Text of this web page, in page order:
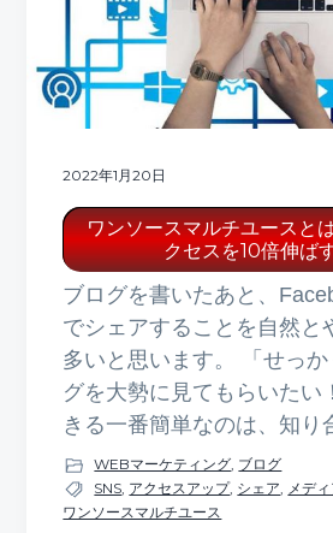
2022年1月20日
ワンソースマルチユースと
クセスを10倍伸ば
ブログを書いたあと、
でシェアすることを自然と
多いと思います。 「せっか
グを大勢に見てもらいたい
きる一番簡単なのは、知り
WEBマーケティング ブログ
SNS アクセスアップ, シェア メデ
ワンソースマルチユース